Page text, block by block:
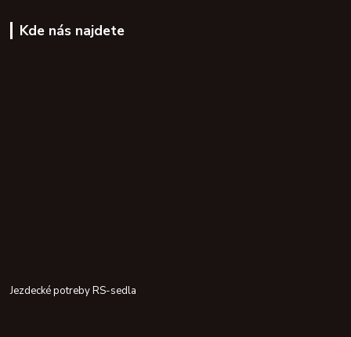
Kde nás najdete
Jezdecké potreby RS-sedla